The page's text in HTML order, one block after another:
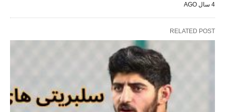
4 سال AGO
RELATED POST